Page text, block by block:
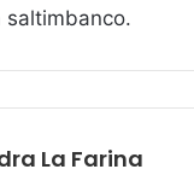
saltimbanco.
La Farina